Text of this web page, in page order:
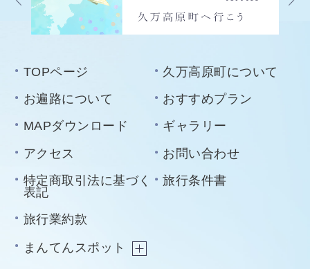
TOPページ
久万高原町について
お遍路について
おすすめプラン
MAPダウンロード
ギャラリー
アクセス
お問い合わせ
特定商取引法に基づく
表記
旅行条件書
旅行業約款
まんてんスポット